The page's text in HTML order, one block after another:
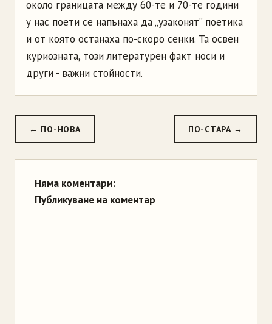
около границата между 60-те и 70-те години
у нас поети се напънаха да „узаконят” поетика
и от която останаха по-скоро сенки. Та освен
куриозната, този литературен факт носи и
други - важни стойности.
← ПО-НОВА ПО-СТАРА →
Няма коментари:
Публикуване на коментар